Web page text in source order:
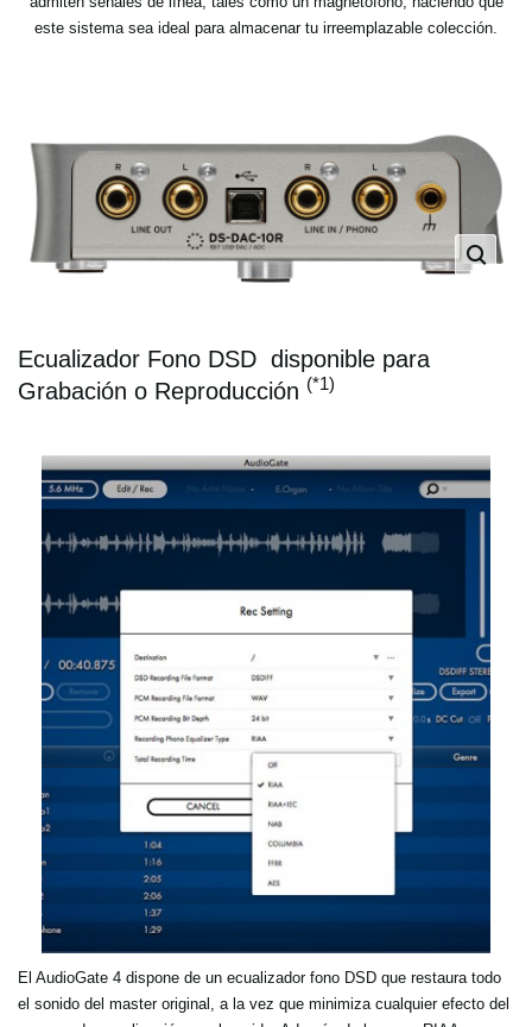
este sistema sea ideal para almacenar tu irreemplazable colección.
Ecualizador Fono DSD disponible para
Grabación o Reproducción (*1)
El AudioGate 4 dispone de un ecualizador fono DSD que restaura todo
el sonido del master original, a la vez que minimiza cualquier efecto del